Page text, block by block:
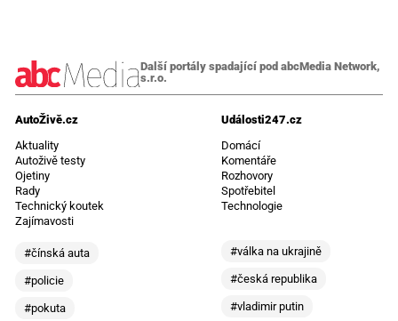
Další portály spadající pod abcMedia Network,
s.r.o.
AutoŽivě.cz
Aktuality
Autoživě testy
Ojetiny
Rady
Technický koutek
Zajímavosti
#čínská auta
#policie
#pokuta
Události247.cz
Domácí
Komentáře
Rozhovory
Spotřebitel
Technologie
#válka na ukrajině
#česká republika
#vladimir putin